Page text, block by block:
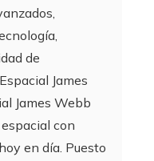
de
James
James Webb
con
en día. Puesto